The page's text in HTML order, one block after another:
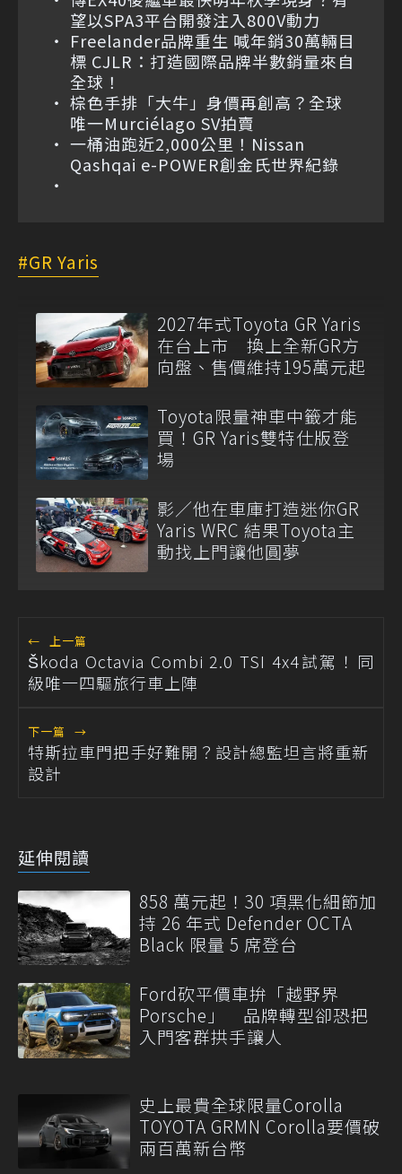
望以SPA3平台開發注入800V動力
Freelander品牌重生 喊年銷30萬輛目
標 CJLR：打造國際品牌半數銷量來自
全球！
棕色手排「大牛」身價再創高？全球
唯一Murciélago SV拍賣
一桶油跑近2,000公里！Nissan
Qashqai e-POWER創金氏世界紀錄
GR Yaris
2027年式Toyota GR Yaris
在台上市 換上全新GR方
向盤、售價維持195萬元起
Toyota限量神車中籤才能
買！GR Yaris雙特仕版登
場
影／他在車庫打造迷你GR
Yaris WRC 結果Toyota主
動找上門讓他圓夢
← 上一篇
Škoda Octavia Combi 2.0 TSI 4x4試駕！同
級唯一四驅旅行車上陣
下一篇 →
特斯拉車門把手好難開？設計總監坦言將重新
設計
延伸閱讀
858 萬元起！30 項黑化細節加
持 26 年式 Defender OCTA
Black 限量 5 席登台
Ford砍平價車拚「越野界
Porsche」 品牌轉型卻恐把
入門客群拱手讓人
史上最貴全球限量Corolla
TOYOTA GRMN Corolla要價破
兩百萬新台幣